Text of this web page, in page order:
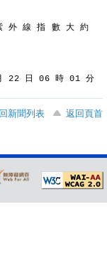
外 線 指 數 大 約
22 日 06 時 01 分
新聞列表
返回頁首